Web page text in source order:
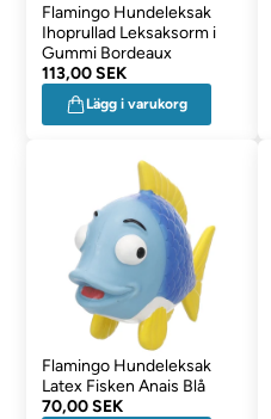
Flamingo Hundeleksak
Ihoprullad Leksaksorm i
Gummi Bordeaux
113,00 SEK
Lägg i varukorg
Flamingo Hundeleksak
Latex Fisken Anais Blå
70,00 SEK